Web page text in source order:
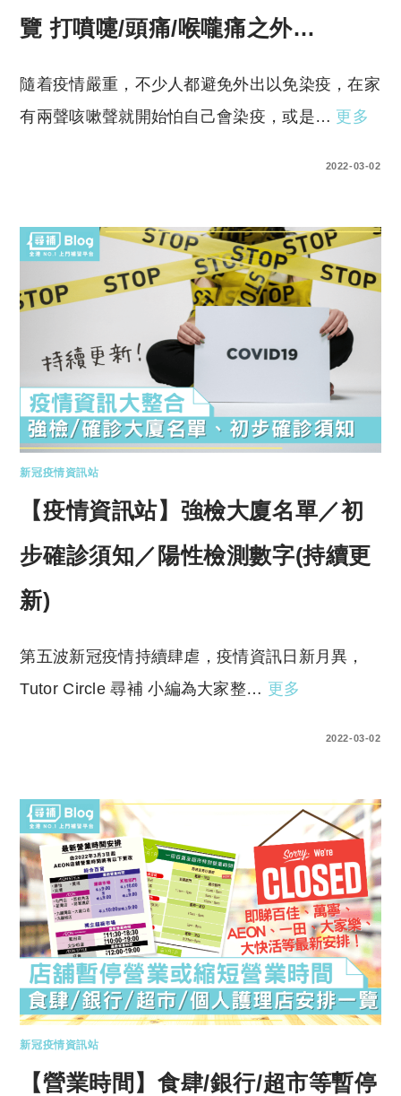
覽 打噴嚏/頭痛/喉嚨痛之外…
隨着疫情嚴重，不少人都避免外出以免染疫，在家
有兩聲咳嗽聲就開始怕自己會染疫，或是… 更多
2022-03-02
新冠疫情資訊站
【疫情資訊站】強檢大廈名單／初
步確診須知／陽性檢測數字(持續更
新)
第五波新冠疫情持續肆虐，疫情資訊日新月異，
Tutor Circle 尋補 小編為大家整… 更多
2022-03-02
新冠疫情資訊站
【營業時間】食肆/銀行/超市等暫停